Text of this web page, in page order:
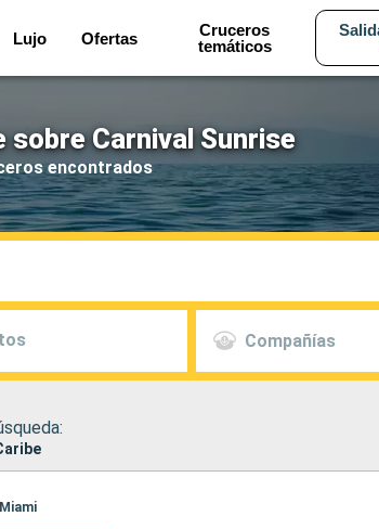
Lujo Ofertas
Cruceros
temáticos
sobre Carnival Sunrise
encontrados
Compañías